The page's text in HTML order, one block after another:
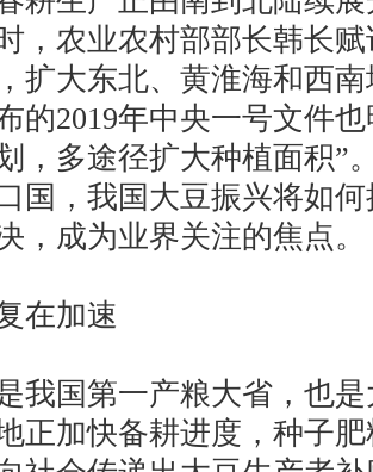
，农业农村部部长韩长
扩大东北、黄淮海和西
的2019年中央一号文件
，多途径扩大种植面积”
国，我国大豆振兴将如
，成为业界关注的焦点。
加速
国第一产粮大省，也是
正加快备耕进度，种子